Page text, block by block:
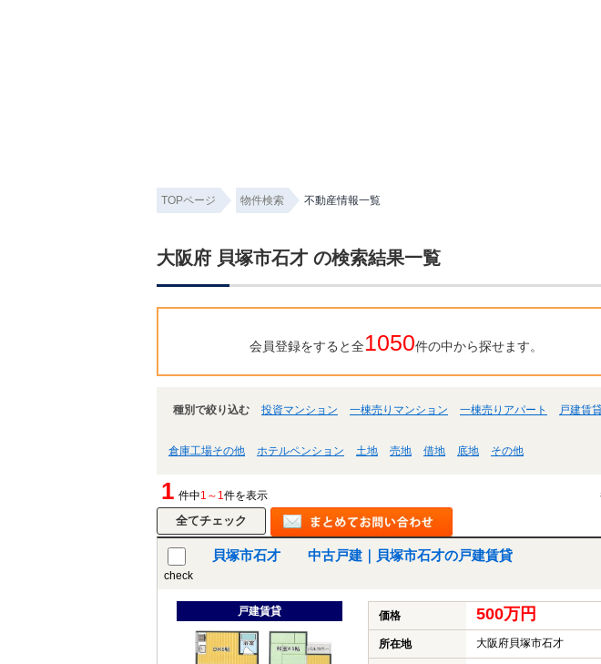
TOPページ 物件検索 不動産情報一覧
大阪府 貝塚市石才 の検索結果一覧
会員登録をすると全1050件の中から探せます。
種別で絞り込む 投資マンション 一棟売りマンション 一棟売りアパート 戸建賃
倉庫工場その他 ホテルペンション 土地 売地 借地 底地 その他
1 件中1～1件を表示
check
貝塚市石才 中古戸建｜貝塚市石才の戸建賃貸
戸建賃貸 価格 500万円
所在地 大阪府貝塚市石才